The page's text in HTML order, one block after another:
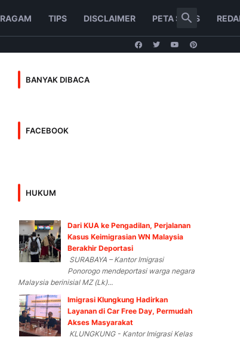
RAGAM TIPS DISCLAIMER PETA SITUS
BANYAK DIBACA
FACEBOOK
HUKUM
Dari KUA ke Pengadilan, Perjalanan
Kasus Keimigrasian WN Malaysia
Berakhir Deportasi
SURABAYA – Kantor Imigrasi
Ponorogo mendeportasi warga negara
Malaysia berinisial MZ (Lk)...
Imigrasi Klungkung Hadirkan
Layanan di Car Free Day, Permudah
Akses Masyarakat
KLUNGKUNG - Kantor Imigrasi Kelas